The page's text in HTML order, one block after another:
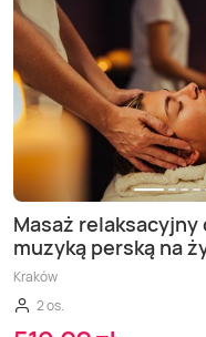
Masaż relaksacyjny
muzyką perską na
Kraków
2 os.